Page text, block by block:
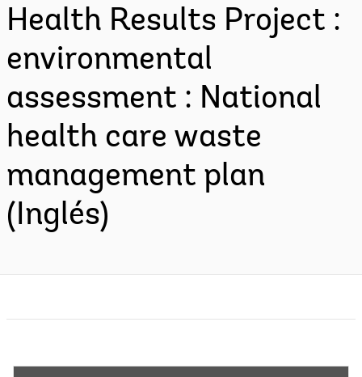
Health Results Project :
environmental
assessment : National
health care waste
management plan
(Inglés)